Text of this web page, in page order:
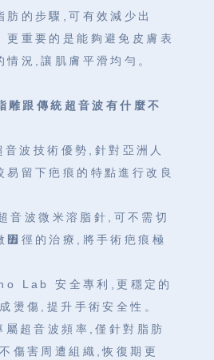
肪的步驟,可有效減少出
更重要的是能夠避免皮膚表
情況,讓肌膚平滑均勻。
跟傳統超音波有什麼不
波技術優勢,針對亞洲人
易留下疤痕的特點進行改良
波微米溶脂針,可不需切
৿徑的治療,將手術疤痕極
Lab 安全專利,更穩定的
燙傷,提升手術安全性。
屬超音波頻率,僅針對脂肪
傷害周遭組織,恢復期更